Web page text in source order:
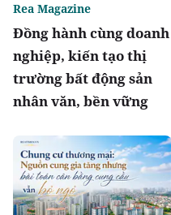
Đồng hành cùng doanh
nghiệp, kiến tạo thị
trường bất động sản
nhân văn, bền vững
Rea Magazine